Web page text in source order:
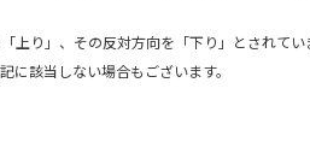
り」、その反対方向を「下り」とされて
該当しない場合もございます。